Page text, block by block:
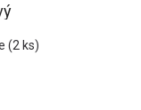
(2 ks)